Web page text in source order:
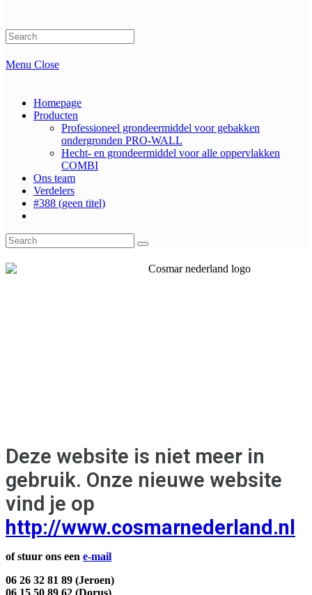
Search
this
website
Menu Close
Homepage
Producten
Professioneel grondeermiddel voor gebakken
ondergronden PRO-WALL
Hecht- en grondeermiddel voor alle oppervlakken
COMBI
Ons team
Verdelers
#388 (geen titel)
Deze website is niet meer in
gebruik. Onze nieuwe website
vind je op
http://www.cosmarnederland.nl
of stuur ons een e-mail
06 26 32 81 89 (Jeroen)